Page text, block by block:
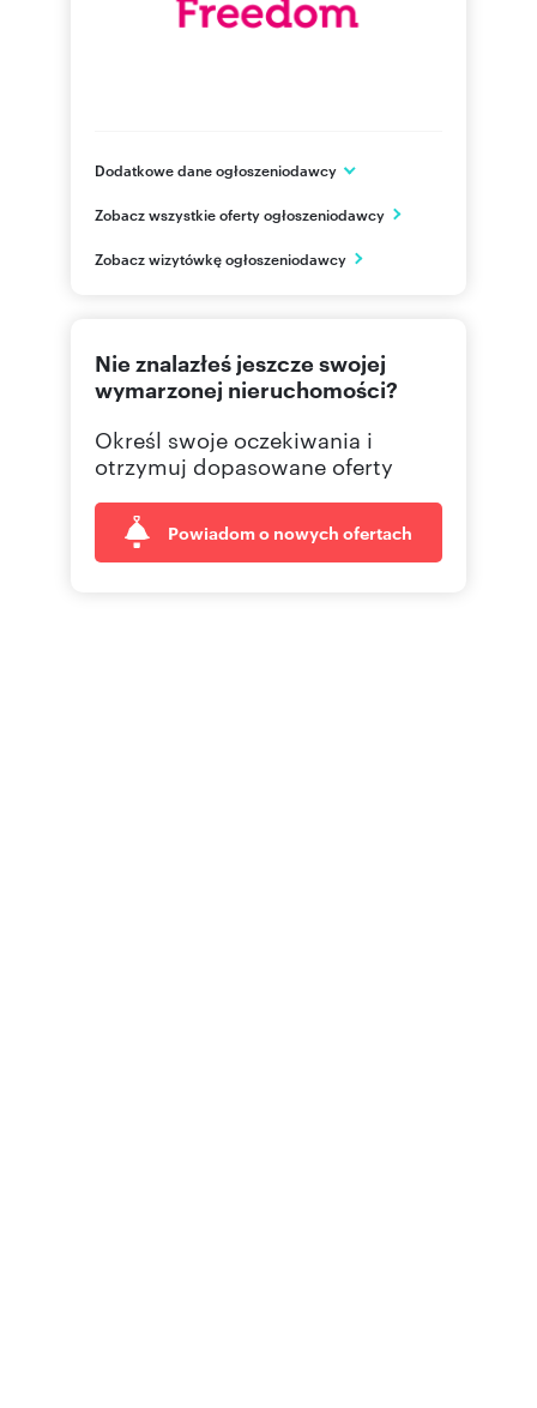
Dodatkowe dane ogłoszeniodawcy
Warszawa
PL
Zobacz wszystkie oferty ogłoszeniodawcy
Zobacz wizytówkę ogłoszeniodawcy
Nie znalazłeś jeszcze swojej
wymarzonej nieruchomości?
Określ swoje oczekiwania i
otrzymuj dopasowane oferty
Powiadom o nowych ofertach